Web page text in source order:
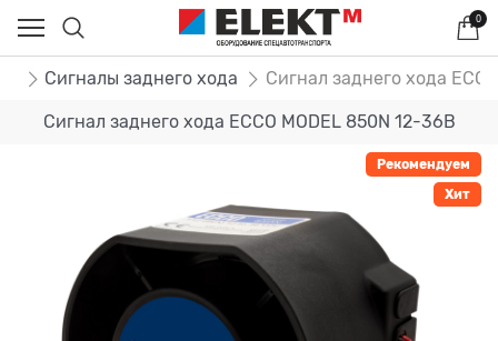
0
Сигналы заднего хода Сигнал заднего хода
Сигнал заднего хода ECCO MODEL 850N 12-36В
Рекомендуем
Хит